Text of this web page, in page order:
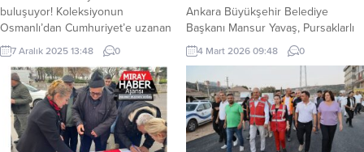
buluşuyor! Koleksiyonun
Osmanlı’dan Cumhuriyet’e uzanan
yüzyıllık sanat birikimini özel bir
seçki ile bir araya getiren
“Kolektifin Belleği: İBB
Koleksiyonları” başlıklı sergi, 13
Aralık’ta Artİstanbul Feshane’de
kapılarını açıyor. Sergi kapsamında
187 sanatçının 627 eseri, bir yıl
7 Aralık 2025 13:48 0
Ankara Büyükşehir Belediye
Başkanı Mansur Yavaş, Pursaklarlı
vatandaşlarla iftar sofrasında
buluştu. Şehit yakınları ve gazilerin
de katıldığı programda konuşan
Yavaş, “Tehdit karşısında birlik
olmak bu milletin en büyük
gücüdür” dedi. Ankara Büyükşehir
Belediye Başkanı Mansur Yavaş,
4 Mart 2026 09:48 0